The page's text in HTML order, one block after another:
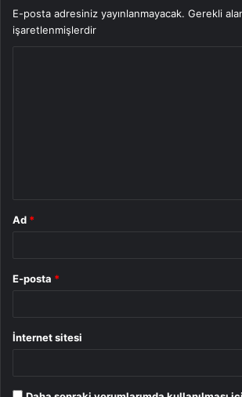
E-posta adresiniz yayınlanmayacak. Gerekli
işaretlenmişlerdir
Ad *
E-posta *
İnternet sitesi